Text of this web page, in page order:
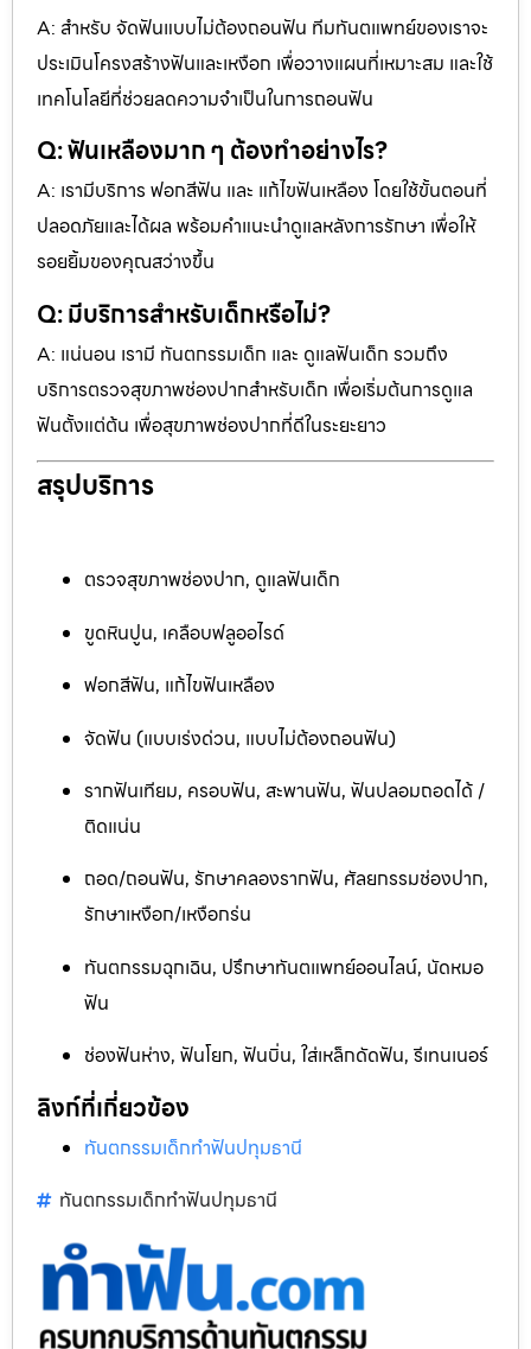
A: สำหรับ จัดฟันแบบไม่ต้องถอนฟัน ทีมทันตแพทย์ของเราจะ
ประเมินโครงสร้างฟันและเหงือก เพื่อวางแผนที่เหมาะสม และใช้
เทคโนโลยีที่ช่วยลดความจำเป็นในการถอนฟัน
Q: ฟันเหลืองมาก ๆ ต้องทำอย่างไร?
A: เรามีบริการ ฟอกสีฟัน และ แก้ไขฟันเหลือง โดยใช้ขั้นตอนที่
ปลอดภัยและได้ผล พร้อมคำแนะนำดูแลหลังการรักษา เพื่อให้
รอยยิ้มของคุณสว่างขึ้น
Q: มีบริการสำหรับเด็กหรือไม่?
A: แน่นอน เรามี ทันตกรรมเด็ก และ ดูแลฟันเด็ก รวมถึง
บริการตรวจสุขภาพช่องปากสำหรับเด็ก เพื่อเริ่มต้นการดูแล
ฟันตั้งแต่ต้น เพื่อสุขภาพช่องปากที่ดีในระยะยาว
สรุปบริการ
ตรวจสุขภาพช่องปาก, ดูแลฟันเด็ก
ขูดหินปูน, เคลือบฟลูออไรด์
ฟอกสีฟัน, แก้ไขฟันเหลือง
จัดฟัน (แบบเร่งด่วน, แบบไม่ต้องถอนฟัน)
รากฟันเทียม, ครอบฟัน, สะพานฟัน, ฟันปลอมถอดได้ /
ติดแน่น
ถอด/ถอนฟัน, รักษาคลองรากฟัน, ศัลยกรรมช่องปาก,
รักษาเหงือก/เหงือกร่น
ทันตกรรมฉุกเฉิน, ปรึกษาทันตแพทย์ออนไลน์, นัดหมอ
ฟัน
ช่องฟันห่าง, ฟันโยก, ฟันบิ่น, ใส่เหล็กดัดฟัน, รีเทนเนอร์
ลิงก์ที่เกี่ยวข้อง
ทันตกรรมเด็กทำฟันปทุมธานี
ทันตกรรมเด็กทำฟันปทุมธานี